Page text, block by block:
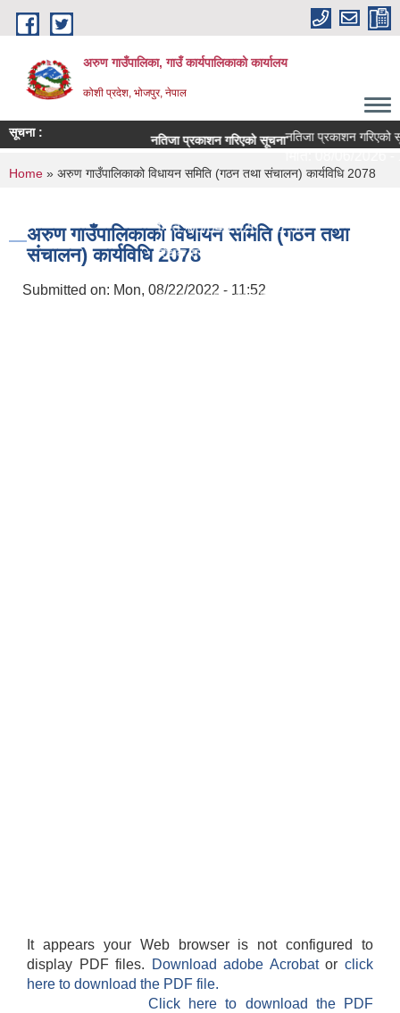
Skip to main content
अरुण गाउँपालिका, गाउँ कार्यपालिकाको कार्यालय
कोशी प्रदेश, भोजपुर, नेपाल
सूचना :
नतिजा प्रकाशन गरिएको सूचनानतिजा प्रकाशन गरिएको
मिति:08/04/2026 - 11:30
शिक्षक सरुवा सहमतिका लागि दरखास्त आह्वान - श्री
सेवा करारमा लिने सम्बन्धी सूचना ।
You are here
Home » अरुण गाउँपालिकाको विधायन समिति (गठन तथा संचालन) कार्यविधि 2078
अरुण गाउँपालिकाको विधायन समिति (गठन तथा
संचालन) कार्यविधि 2078
Submitted on: Mon, 08/22/2022 - 11:52
It appears your Web browser is not configured to
display PDF files.
Download adobe Acrobatorclick
here to download the PDF file.
Click here to download the PDF